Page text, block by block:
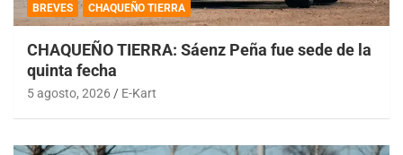
BREVES CHAQUEÑO TIERRA
CHAQUEÑO TIERRA: Sáenz Peña fue sede de la
quinta fecha
5 agosto, 2026 E-Kart